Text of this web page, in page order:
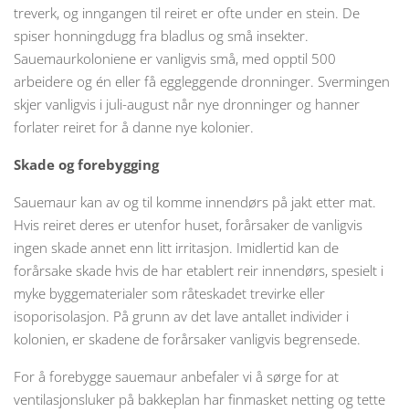
treverk, og inngangen til reiret er ofte under en stein. De
spiser honningdugg fra bladlus og små insekter.
Sauemaurkoloniene er vanligvis små, med opptil 500
arbeidere og én eller få eggleggende dronninger. Svermingen
skjer vanligvis i juli-august når nye dronninger og hanner
forlater reiret for å danne nye kolonier.
Skade og forebygging
Sauemaur kan av og til komme innendørs på jakt etter mat.
Hvis reiret deres er utenfor huset, forårsaker de vanligvis
ingen skade annet enn litt irritasjon. Imidlertid kan de
forårsake skade hvis de har etablert reir innendørs, spesielt i
myke byggematerialer som råteskadet trevirke eller
isoporisolasjon. På grunn av det lave antallet individer i
kolonien, er skadene de forårsaker vanligvis begrensede.
For å forebygge sauemaur anbefaler vi å sørge for at
ventilasjonsluker på bakkeplan har finmasket netting og tette